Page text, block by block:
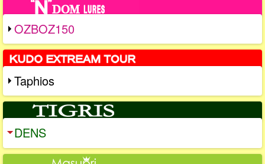
OZBOZ150
Taphios
DENS